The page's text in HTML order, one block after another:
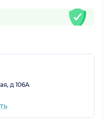
д 106А